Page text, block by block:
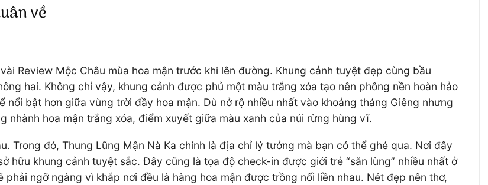
về
Review Mộc Châu mùa hoa mận trước khi lên đường. Khung cảnh tuyệt đẹp cùng bầu
hai. Không chỉ vậy, khung cảnh được phủ một màu trắng xóa tạo nên phông nền hoàn hảo
bật hơn giữa vùng trời đầy hoa mận. Dù nở rộ nhiều nhất vào khoảng tháng Giêng nhưng
hoa mận trắng xóa, điểm xuyết giữa màu xanh của núi rừng hùng vĩ.
Trong đó, Thung Lũng Mận Nà Ka chính là địa chỉ lý tưởng mà bạn có thể ghé qua. Nơi đây
hữu khung cảnh tuyệt sắc. Đây cũng là tọa độ check-in được giới trẻ “săn lùng” nhiều nhất ở
ngỡ ngàng vì khắp nơi đều là hàng hoa mận được trồng nối liền nhau. Nét đẹp nên thơ,